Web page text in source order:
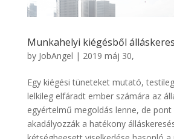
Munkahelyi kiégésből
by JobAngel | 2019 máj 30,
Egy kiégési tüneteket mutató,
lelkileg elfáradt ember számára az
egyértelmű megoldás lenne, de
akadályozzák a hatékony